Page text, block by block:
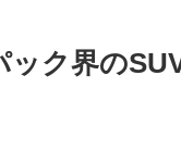
ック界の